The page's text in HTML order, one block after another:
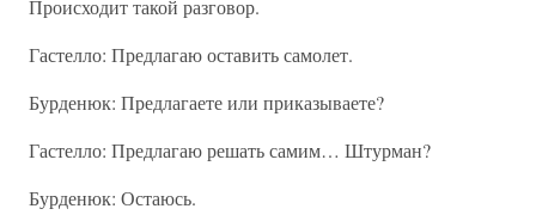
Происходит такой разговор.
Гастелло: Предлагаю оставить самолет.
Бурденюк: Предлагаете или приказываете?
Гастелло: Предлагаю решать самим… Штурман?
Бурденюк: Остаюсь.